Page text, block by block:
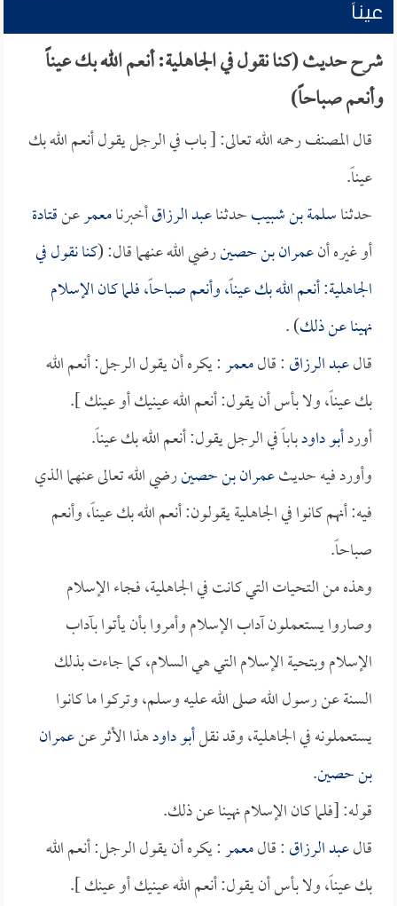
عيناً
شرح حديث (كنا نقول في الجاهلية: أنعم الله بك عيناً
وأنعم صباحاً)
قال المصنف رحمه الله تعالى: [ باب في الرجل يقول أنعم الله بك
عيناً.
حدثناسلمة بن شبيبحدثناعبد الرزاقأخبرنامعمرعنقتادة
أو غيره أنعمران بن حصينرضي الله عنهما قال: (كنا نقول في
الجاهلية: أنعم الله بك عيناً، وأنعم صباحاً، فلما كان الإسلام
نهينا عن ذلك) .
قالعبد الرزاق: قالمعمر: يكره أن يقول الرجل: أنعم الله
بك عيناً، ولا بأس أن يقول: أنعم الله عينيك أو عينك ].
أوردأبو داودباباً في الرجل يقول: أنعم الله بك عيناً.
وأورد فيه حديثعمران بن حصينرضي الله تعالى عنهما الذي
فيه: أنهم كانوا في الجاهلية يقولون: أنعم الله بك عيناً، وأنعم
صباحاً.
وهذه من التحيات التي كانت في الجاهلية، فجاء الإسلام
وصاروا يستعملون آداب الإسلام وأمروا بأن يأتوا بآداب
الإسلام وبتحية الإسلام التي هي السلام، كما جاءت بذلك
السنة عن رسول الله صلى الله عليه وسلم، وتركوا ما كانوا
يستعملونه في الجاهلية، وقد نقلأبو داودهذا الأثر عنعمران
بن حصين.
قوله: [فلما كان الإسلام نهينا عن ذلك.
قالعبد الرزاق: قالمعمر: يكره أن يقول الرجل: أنعم الله
بك عيناً، ولا بأس أن يقول: أنعم الله عينيك أو عينك ].